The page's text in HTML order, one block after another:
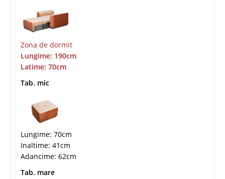
Zona de dormit
Lungime: 190cm
Latime: 70cm
Tab. mic
Lungime: 70cm
Inaltime: 41cm
Adancime: 62cm
Tab. mare